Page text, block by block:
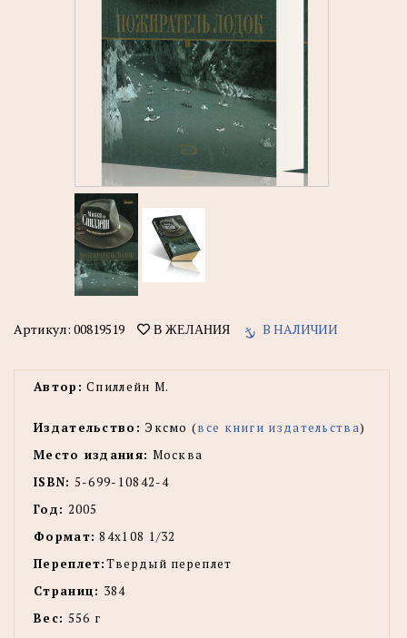
Артикул: 00819519 В ЖЕЛАНИЯ В НАЛИЧИИ
Автор: Спиллейн М.
Издательство: Эксмо (все книги издательства)
Место издания: Москва
ISBN: 5-699-10842-4
Год: 2005
Формат: 84x108 1/32
Переплет:Твердый переплет
Страниц: 384
Вес: 556 г